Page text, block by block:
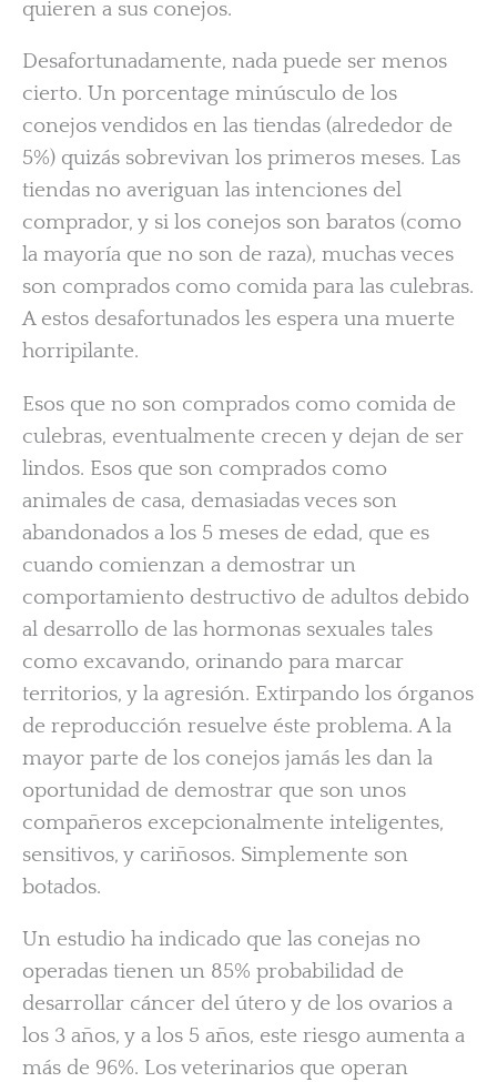
quieren a sus conejos.
Desafortunadamente, nada puede ser menos
cierto. Un porcentage minúsculo de los
conejos vendidos en las tiendas (alrededor de
5%) quizás sobrevivan los primeros meses. Las
tiendas no averiguan las intenciones del
comprador, y si los conejos son baratos (como
la mayoría que no son de raza), muchas veces
son comprados como comida para las culebras.
A estos desafortunados les espera una muerte
horripilante.
Esos que no son comprados como comida de
culebras, eventualmente crecen y dejan de ser
lindos. Esos que son comprados como
animales de casa, demasiadas veces son
abandonados a los 5 meses de edad, que es
cuando comienzan a demostrar un
comportamiento destructivo de adultos debido
al desarrollo de las hormonas sexuales tales
como excavando, orinando para marcar
territorios, y la agresión. Extirpando los órganos
de reproducción resuelve éste problema. A la
mayor parte de los conejos jamás les dan la
oportunidad de demostrar que son unos
compañeros excepcionalmente inteligentes,
sensitivos, y cariñosos. Simplemente son
botados.
Un estudio ha indicado que las conejas no
operadas tienen un 85% probabilidad de
desarrollar cáncer del útero y de los ovarios a
los 3 años, y a los 5 años, este riesgo aumenta a
más de 96%. Los veterinarios que operan